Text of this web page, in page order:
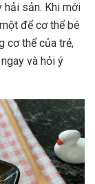
sản. Khi mới
để cơ thể bé
cơ thể của trẻ,
và hỏi ý